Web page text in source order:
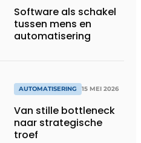
Software als schakel
tussen mens en
automatisering
AUTOMATISERING 15 MEI 2026
Van stille bottleneck
naar strategische
troef